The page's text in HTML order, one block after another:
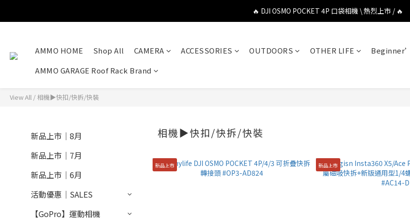
🔥 DJI OSMO POCKET 4P 口袋相機 \ 熱烈上市 / 🔥
🔥 DJI OSMO POCKET 4P 口袋相機 \ 熱烈上市 / 🔥
🔥 Insta360 GO Ultra Hello Kitty 聯名限定套裝 \ 時尚上
AMMO HOME Shop All CAMERA ACCESSORIES OUTDOORS OTHER LIFE
AMMO GARAGE Roof Rack Brand
View All / 相機▶快扣/快拆/快裝
新品上市｜8月
新品上市｜7月
新品上市｜6月
活動優惠｜SALES
【GoPro】運動相機
相機▶快扣/快拆/快裝
新品上市 新品上市